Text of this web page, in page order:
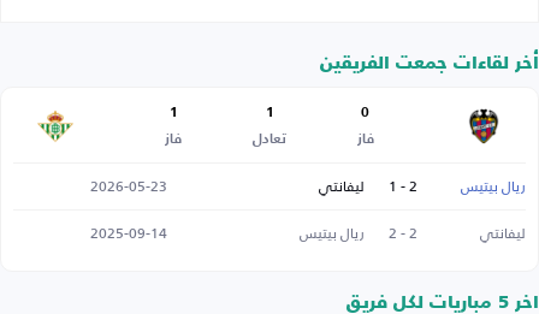
أخر لقاءات جمعت الفريقين
0
فاز
1
تعادل
1
فاز
ريال بيتيس 2 - 1 ليفانتي
2026-05-23
ليفانتي
2 - 2 ريال بيتيس 2025-09-14
اخر 5 مباريات لكل فريق